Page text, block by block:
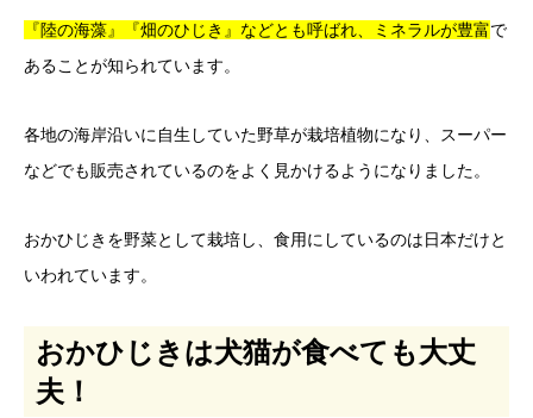
『陸の海藻』『畑のひじき』などとも呼ばれ、ミネラルが豊富で
あることが知られています。
各地の海岸沿いに自生していた野草が栽培植物になり、スーパー
などでも販売されているのをよく見かけるようになりました。
おかひじきを野菜として栽培し、食用にしているのは日本だけと
いわれています。
おかひじきは犬猫が食べても大丈
夫！